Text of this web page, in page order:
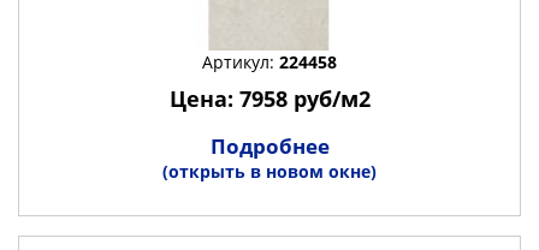
Артикул: 224458
Цена: 7958 руб/м2
Подробнее
(открыть в новом окне)